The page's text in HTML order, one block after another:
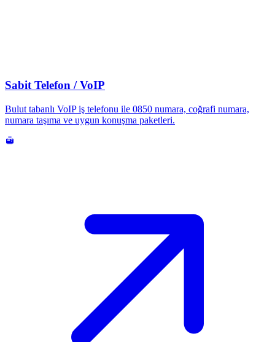
Sabit Telefon / VoIP
Bulut tabanlı VoIP iş telefonu ile 0850 numara, coğrafi numara,
numara taşıma ve uygun konuşma paketleri.